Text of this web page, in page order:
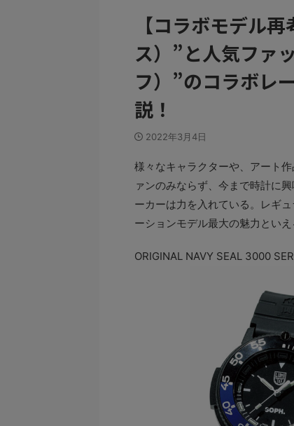
【コラボモデル
ス）”と人気ファ
フ）”のコラボレ
説！
2022年3月4日
様々なキャラクターや、アート
ァンのみならず、今まで時計に
ーカーは力を入れている。レギ
ーションモデル最大の魅力といえ
ORIGINAL NAVY SEAL 3000